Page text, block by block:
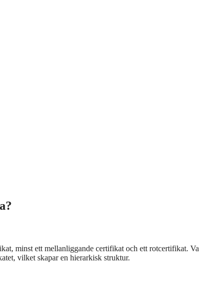
minst ett mellanliggande certifikat och ett rotcertifikat.
vilket skapar en hierarkisk struktur.